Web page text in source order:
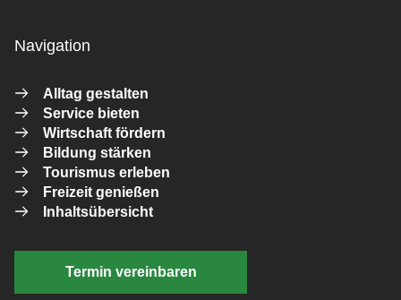
Navigation
Alltag gestalten
Service bieten
Wirtschaft fördern
Bildung stärken
Tourismus erleben
Freizeit genießen
Inhaltsübersicht
Termin vereinbaren